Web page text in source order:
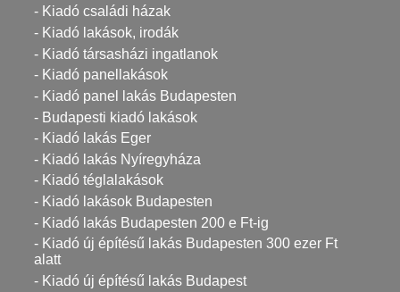
- Kiadó családi házak
- Kiadó lakások, irodák
- Kiadó társasházi ingatlanok
- Kiadó panellakások
- Kiadó panel lakás Budapesten
- Budapesti kiadó lakások
- Kiadó lakás Eger
- Kiadó lakás Nyíregyháza
- Kiadó téglalakások
- Kiadó lakások Budapesten
- Kiadó lakás Budapesten 200 e Ft-ig
- Kiadó új építésű lakás Budapesten 300 ezer Ft
alatt
- Kiadó új építésű lakás Budapest